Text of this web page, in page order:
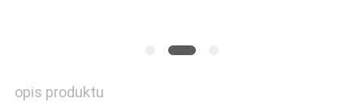
opis produktu